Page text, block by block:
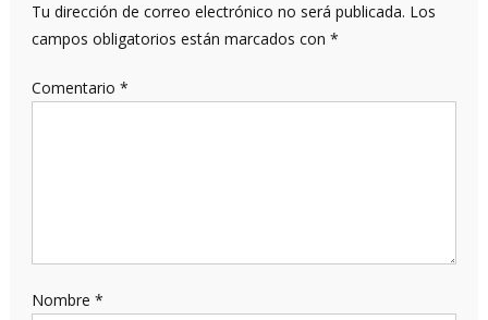
Tu dirección de correo electrónico no será publicada. Los
campos obligatorios están marcados con *
Comentario *
Nombre *